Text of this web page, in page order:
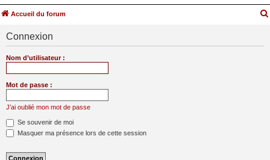
Accueil du forum
Connexion
Nom d’utilisateur :
Mot de passe :
J’ai oublié mon mot de passe
Se souvenir de moi
Masquer ma présence lors de cette session